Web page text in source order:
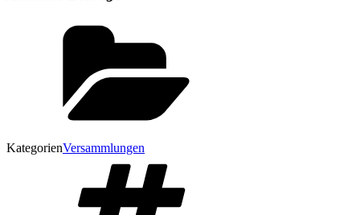
KategorienVersammlungen